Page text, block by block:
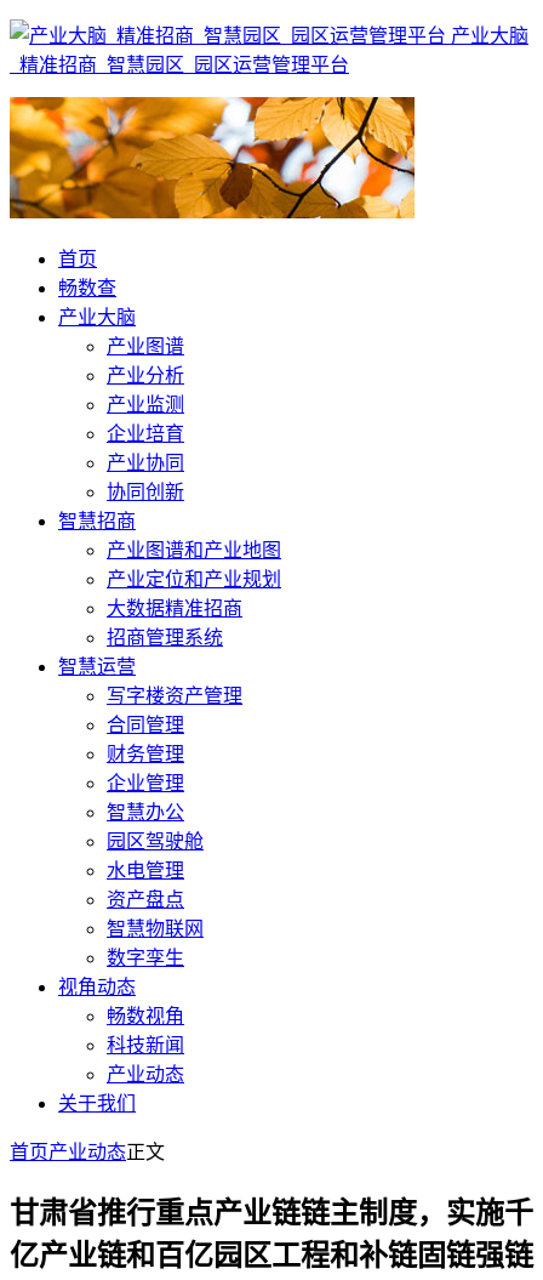
产业大脑
_精准招商_智慧园区_园区运营管理平台
首页
畅数查
产业大脑
产业图谱
产业分析
产业监测
企业培育
产业协同
协同创新
智慧招商
产业图谱和产业地图
产业定位和产业规划
大数据精准招商
招商管理系统
智慧运营
写字楼资产管理
合同管理
财务管理
企业管理
智慧办公
园区驾驶舱
水电管理
资产盘点
智慧物联网
数字孪生
视角动态
畅数视角
科技新闻
产业动态
关于我们
首页产业动态正文
甘肃省推行重点产业链链主制度，实施千
亿产业链和百亿园区工程和补链固链强链